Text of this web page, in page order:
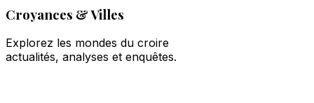
Croyances & Villes
Explorez les mondes du croire
actualités, analyses et enquêtes.